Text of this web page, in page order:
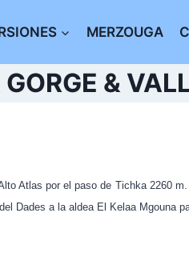
MERZOUGA
&
Atlas por el paso de Tichka 2260 m.
Dades a la aldea El Kelaa Mgouna